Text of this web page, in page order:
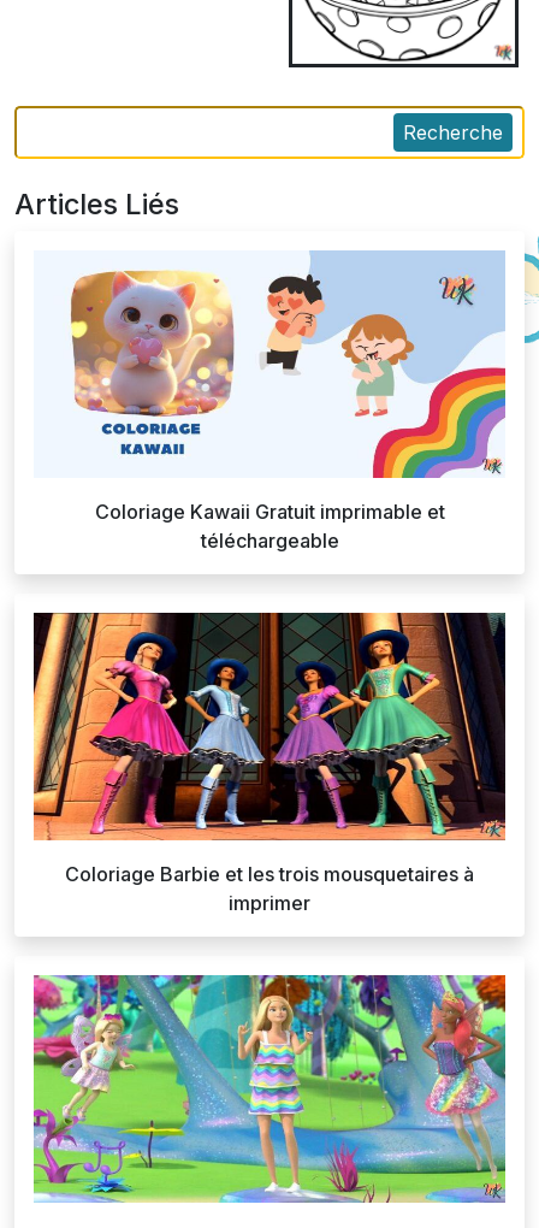
Recherche
Articles Liés
Coloriage Kawaii Gratuit imprimable et
téléchargeable
Coloriage Barbie et les trois mousquetaires à
imprimer